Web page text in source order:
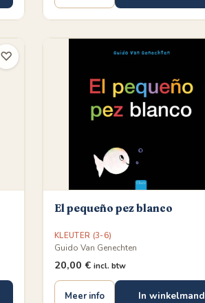
♡
El pequeño pez blanco
KLEUTER (3-6)
Guido Van Genechten
20,00 € incl. btw
Meer info In winkelmand